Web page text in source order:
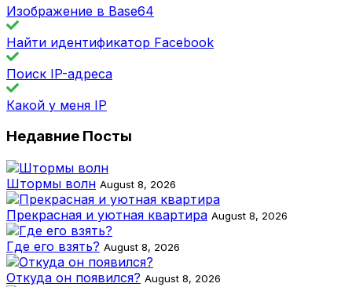
Изображение в Base64
Найти идентификатор Facebook
Поиск IP-адреса
Какой у меня IP
Недавние Посты
Штормы волн August 8, 2026
Прекрасная и уютная квартира August 8, 2026
Где его взять? August 8, 2026
Откуда он появился? August 8, 2026